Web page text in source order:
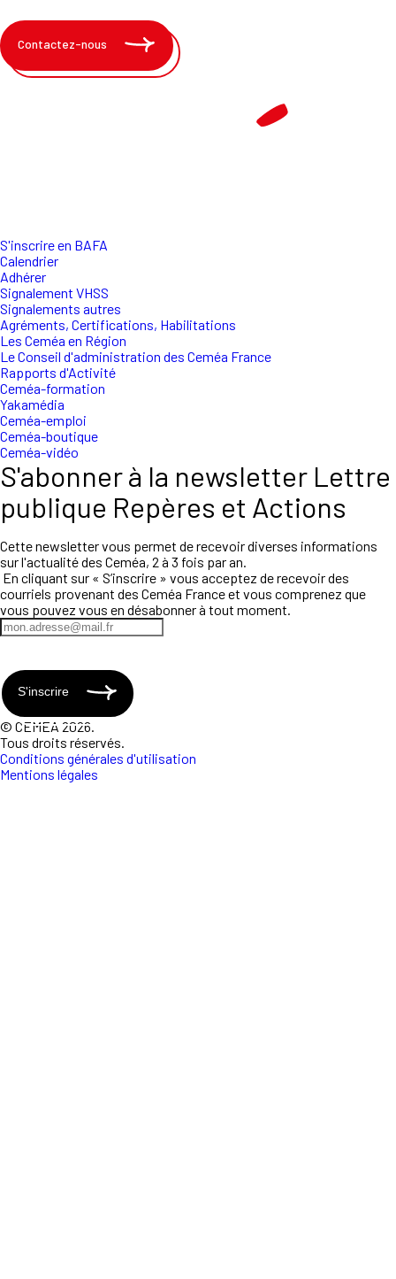
Contactez-nous
S'inscrire en BAFA
Calendrier
Adhérer
Signalement VHSS
Signalements autres
Agréments, Certifications, Habilitations
Les Ceméa en Région
Le Conseil d'administration des Ceméa France
Rapports d'Activité
Ceméa-formation
Yakamédia
Ceméa-emploi
Ceméa-boutique
Ceméa-vidéo
S'abonner à la newsletter Lettre
publique Repères et Actions
Cette newsletter vous permet de recevoir diverses informations
sur l'actualité des Ceméa, 2 à 3 fois par an.
En cliquant sur « S’inscrire » vous acceptez de recevoir des
courriels provenant des Ceméa France et vous comprenez que
vous pouvez vous en désabonner à tout moment.
S'inscrire
© CEMEA 2026.
Tous droits réservés.
Conditions générales d'utilisation
Mentions légales